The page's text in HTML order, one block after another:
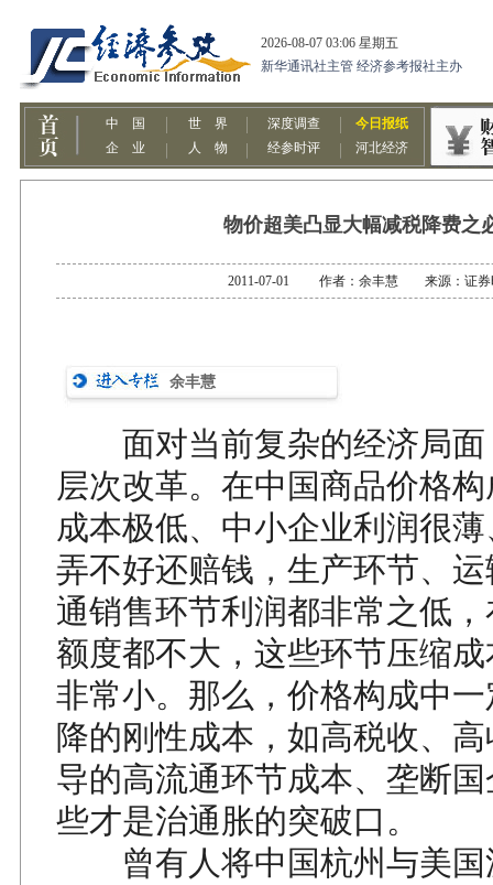
物价超美凸显大幅减税降费之
2011-07-01 作者：余丰慧 来源：证券
余丰慧
面对当前复杂的经济局面
层次改革。在中国商品价格
成本极低、中小企业利润很
弄不好还赔钱，生产环节、
通销售环节利润都非常之低
额度都不大，这些环节压缩
非常小。那么，价格构成中
降的刚性成本，如高税收、
导的高流通环节成本、垄断
些才是治通胀的突破口。
曾有人将中国杭州与美国